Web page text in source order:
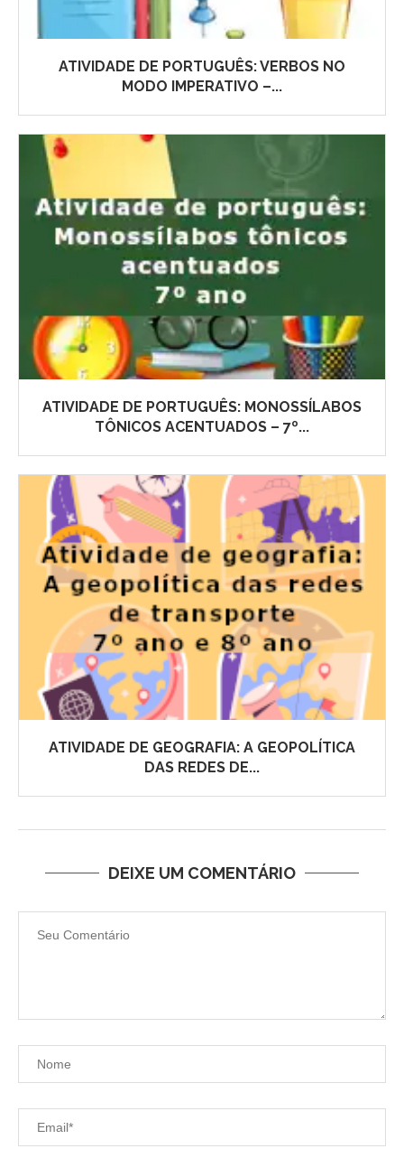
ATIVIDADE DE PORTUGUÊS: VERBOS NO
MODO IMPERATIVO –...
ATIVIDADE DE PORTUGUÊS: MONOSSÍLABOS
TÔNICOS ACENTUADOS – 7º...
ATIVIDADE DE GEOGRAFIA: A GEOPOLÍTICA
DAS REDES DE...
DEIXE UM COMENTÁRIO